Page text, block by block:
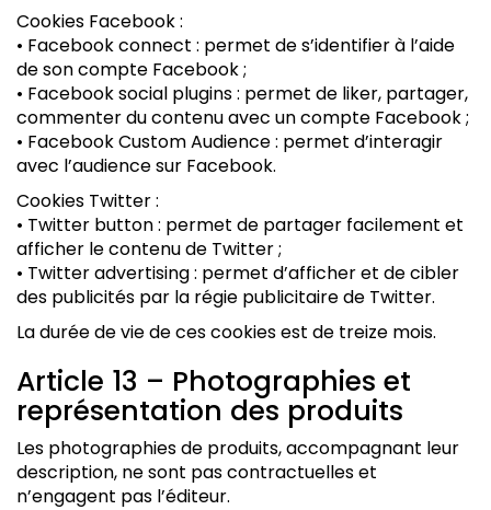
Cookies Facebook :
• Facebook connect : permet de s’identifier à l’aide
de son compte Facebook ;
• Facebook social plugins : permet de liker, partager,
commenter du contenu avec un compte Facebook ;
• Facebook Custom Audience : permet d’interagir
avec l’audience sur Facebook.
Cookies Twitter :
• Twitter button : permet de partager facilement et
afficher le contenu de Twitter ;
• Twitter advertising : permet d’afficher et de cibler
des publicités par la régie publicitaire de Twitter.
La durée de vie de ces cookies est de treize mois.
Article 13 – Photographies et
représentation des produits
Les photographies de produits, accompagnant leur
description, ne sont pas contractuelles et
n’engagent pas l’éditeur.